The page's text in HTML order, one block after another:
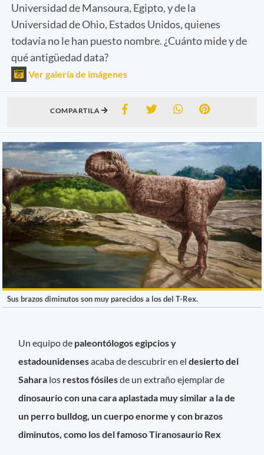
Universidad de Mansoura, Egipto, y de la
Universidad de Ohio, Estados Unidos, quienes
todavía no le han puesto nombre. ¿Cuánto mide y de
qué antigüedad data?
Ver galería de imágenes
COMPARTILA
Sus brazos diminutos son muy parecidos a los del T-Rex.
Un equipo de paleontólogos egipcios y
estadounidensesacaba de descubrir en eldesierto del
Sahara los restos fósilesde un extraño ejemplar de
dinosaurio con una cara aplastada muy similar a la de
un perro bulldog, un cuerpo enorme y con brazos
diminutos, como los del famoso Tiranosaurio Rex